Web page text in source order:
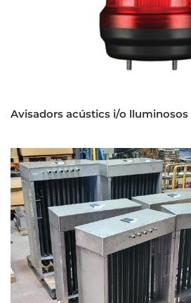
Avisadors acústics i/o lluminosos